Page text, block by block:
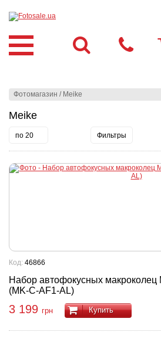
Фотомагазин / Meike
Meike
по 20 Фильтры
Набор автофокусных макроколец
(MK-C-AF1-AL)
Код: 46866
3 199 грн Купить